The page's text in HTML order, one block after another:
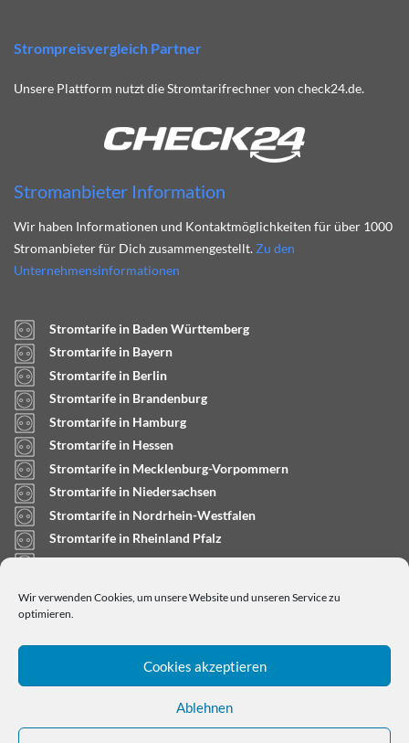
Wir verwenden Cookies, um unsere Website und unseren Service zu
optimieren.
Cookies akzeptieren
Ablehnen
Strompreisvergleich Partner
Unsere Plattform nutzt die Stromtarifrechner von check24.de.
Stromanbieter Information
Wir haben Informationen und Kontaktmöglichkeiten für über 1000
Stromanbieter für Dich zusammengestellt. Zu den
Unternehmensinformationen
Stromtarife in Baden Württemberg
Stromtarife in Bayern
Stromtarife in Berlin
Stromtarife in Brandenburg
Stromtarife in Hamburg
Stromtarife in Hessen
Stromtarife in Mecklenburg-Vorpommern
Stromtarife in Niedersachsen
Stromtarife in Nordrhein-Westfalen
Stromtarife in Rheinland Pfalz
Stromtarife in Saarland
Stromtarife in Schleswig-Holstein